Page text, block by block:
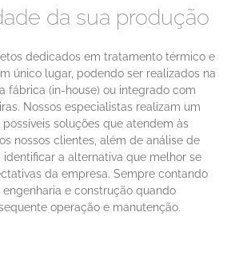
da sua produção
dedicados em tratamento térmico e
único lugar, podendo ser realizados na
fábrica (in-house) ou integrado com
Nossos especialistas realizam um
soluções que atendem às
nossos clientes, além de análise de
a alternativa que melhor se
da empresa. Sempre contando
e construção quando
operação e manutenção.